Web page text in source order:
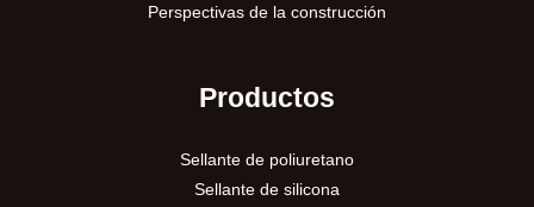
Perspectivas de la construcción
Productos
Sellante de poliuretano
Sellante de silicona